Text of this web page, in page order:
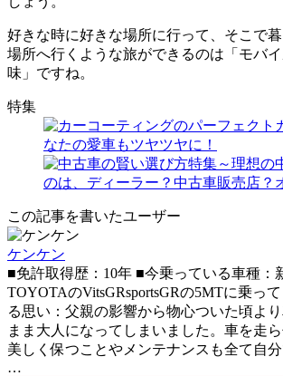
好きな時に好きな場所に行って、そこで
場所へ行くような旅ができるのは「モバ
味」ですね。
特集
この記事を書いたユーザー
ケンケン
■免許取得歴：10年 ■今乗っている車種：
TOYOTAのVitsGRsportsGRの5MTに乗っ
る思い：父親の影響から物心ついた頃よ
まま大人になってしまいました。車を走ら
美しく保つことやメンテナンスも全て自分
…